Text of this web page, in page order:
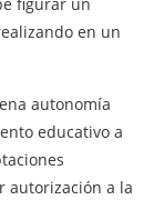
en un
autonomía
educativo a
autorización a la